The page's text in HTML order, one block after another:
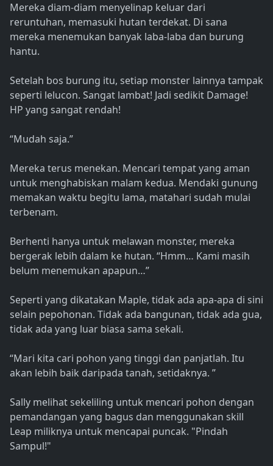
Mereka diam-diam menyelinap keluar dari
reruntuhan, memasuki hutan terdekat. Di sana
mereka menemukan banyak laba-laba dan burung
hantu.
Setelah bos burung itu, setiap monster lainnya tampak
seperti lelucon. Sangat lambat! Jadi sedikit Damage!
HP yang sangat rendah!
“Mudah saja.”
Mereka terus menekan. Mencari tempat yang aman
untuk menghabiskan malam kedua. Mendaki gunung
memakan waktu begitu lama, matahari sudah mulai
terbenam.
Berhenti hanya untuk melawan monster, mereka
bergerak lebih dalam ke hutan. “Hmm… Kami masih
belum menemukan apapun…”
Seperti yang dikatakan Maple, tidak ada apa-apa di sini
selain pepohonan. Tidak ada bangunan, tidak ada gua,
tidak ada yang luar biasa sama sekali.
“Mari kita cari pohon yang tinggi dan panjatlah. Itu
akan lebih baik daripada tanah, setidaknya. ”
Sally melihat sekeliling untuk mencari pohon dengan
pemandangan yang bagus dan menggunakan skill
Leap miliknya untuk mencapai puncak. "Pindah
Sampul!"